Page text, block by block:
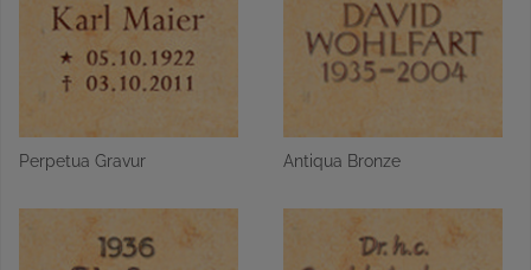
Perpetua Gravur Antiqua Bronze